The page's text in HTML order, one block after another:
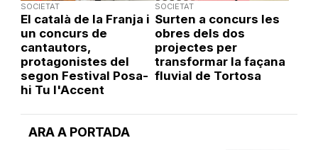
ARA A PORTADA
SOCIETAT
El català de la Franja i
un concurs de
cantautors,
protagonistes del
segon Festival Posa-
hi Tu l'Accent
SOCIETAT
Surten a concurs les
obres dels dos
projectes per
transformar la façana
fluvial de Tortosa